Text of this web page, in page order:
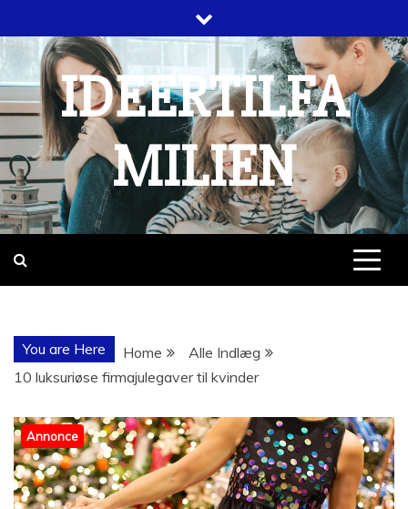
to
content
IDEERTILFA
MILIEN
You are Here Home
Alle Indlæg
10 luksuriøse firmajulegaver til kvinder
Annonce